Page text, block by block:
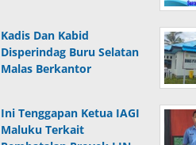
Kadis Dan Kabid
Disperindag Buru Selatan
Malas Berkantor
Ini Tenggapan Ketua IAGI
Maluku Terkait